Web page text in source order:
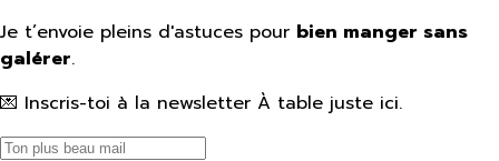
Je t’envoie pleins d'astuces pour bien manger sans
galérer.
💌 Inscris-toi à la newsletter À table juste ici.